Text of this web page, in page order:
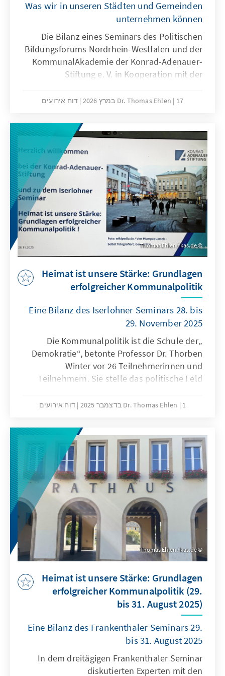
Was wir in unseren Städten und Gemeinden
unternehmen können
Die Bilanz eines Seminars des Politischen
Bildungsforums Nordrhein-Westfalen und der
KommunalAkademie der Konrad-Adenauer-
Stiftung e. V. in Kooperation mit der
Dr. Thomas Ehlen 17 במרץ 2026 דוח אירועים
Thomas Ehlen / kas.de
Heimat ist unsere Stärke: Grundlagen
erfolgreicher Kommunalpolitik
Eine Bilanz des Iserlohner Seminars 28. bis
29. November 2025
„Die Kommunalpolitik ist die Schule der
Demokratie“, betonte Professor Dr. Thorben
Winter vor 26 Teilnehmerinnen und
Teilnehmern. Sie stelle das politische Feld
Schlagwort, sondern gelebte Realität sei.
Ort Probleme lösen und damit das Vertrauen
in die Politik stärken. Bürger fühlten sich für
das Gemeinwohl zuständig – dieser Gedanke
bilde den Kern der kommunalen
Selbstverwaltung.
Dr. Thomas Ehlen 1 בדצמבר 2025 דוח אירועים
Thomas Ehlen / kas.de
Heimat ist unsere Stärke: Grundlagen
erfolgreicher Kommunalpolitik (29.
bis 31. August 2025)
Eine Bilanz des Frankenthaler Seminars 29.
bis 31. August 2025
In dem dreitägigen Frankenthaler Seminar
diskutierten Experten mit den